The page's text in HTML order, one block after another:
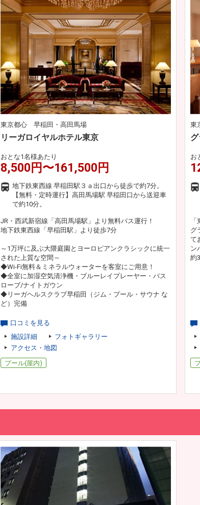
東京都心 早稲田・高田馬場
リーガロイヤルホテル東京
おとな1名様あたり
8,500円〜161,500円
地下鉄東西線 早稲田駅３ａ出口から徒歩で約7分。
【無料・定時運行】高田馬場駅 早稲田口から送迎車
で約10分。
JR・西武新宿線「高田馬場駅」より無料バス運行！
地下鉄東西線「早稲田駅」より徒歩7分
～1万坪に及ぶ大隈庭園とヨーロピアンクラシックに統一
された上質な空間～
◆Wi-Fi無料＆ミネラルウォーターを客室にご用意！
◆全室に加湿空気清浄機・ブルーレイプレーヤー・バス
ローブ/ナイトガウン
◆リーガヘルスクラブ早稲田（ジム・プール・サウナ な
ど）完備
口コミを見る
施設詳細
フォトギャラリー
アクセス・地図
プール(屋内)
東
お
グ
て
ン
約